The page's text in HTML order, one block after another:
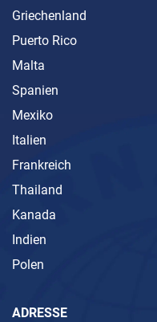
Griechenland
Puerto Rico
Malta
Spanien
Mexiko
Italien
Frankreich
Thailand
Kanada
Indien
Polen
ADRESSE